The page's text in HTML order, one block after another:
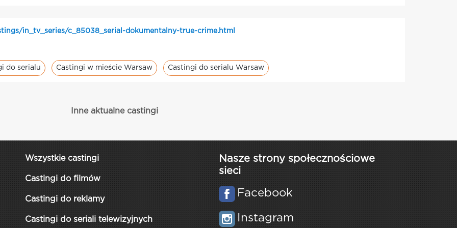
in_tv_series/c_85038_serial-dokumentalny-true-crime.html
do serialu Castingi w mieście Warsaw Castingi do serialu Warsaw
Inne aktualne castingi
Wszystkie castingi
Castingi do filmów
Castingi do reklamy
Castingi do seriali telewizyjnych
Nasze strony społecznościowe
sieci
Facebook
Instagram